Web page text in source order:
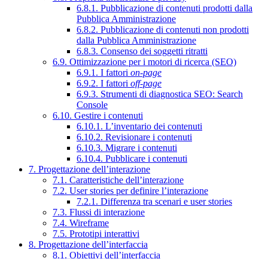
6.8.1. Pubblicazione di contenuti prodotti dalla
Pubblica Amministrazione
6.8.2. Pubblicazione di contenuti non prodotti
dalla Pubblica Amministrazione
6.8.3. Consenso dei soggetti ritratti
6.9. Ottimizzazione per i motori di ricerca (SEO)
6.9.1. I fattori on-page
6.9.2. I fattori off-page
6.9.3. Strumenti di diagnostica SEO: Search
Console
6.10. Gestire i contenuti
6.10.1. L’inventario dei contenuti
6.10.2. Revisionare i contenuti
6.10.3. Migrare i contenuti
6.10.4. Pubblicare i contenuti
7. Progettazione dell’interazione
7.1. Caratteristiche dell’interazione
7.2. User stories per definire l’interazione
7.2.1. Differenza tra scenari e user stories
7.3. Flussi di interazione
7.4. Wireframe
7.5. Prototipi interattivi
8. Progettazione dell’interfaccia
8.1. Obiettivi dell’interfaccia